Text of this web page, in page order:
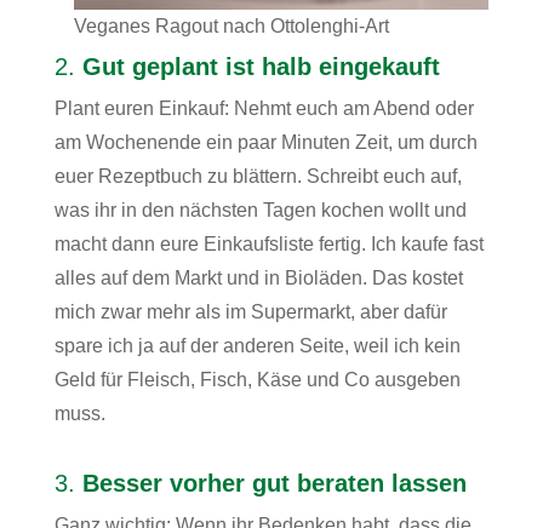
Veganes Ragout nach Ottolenghi-Art
2. Gut geplant ist halb eingekauft
Plant euren Einkauf: Nehmt euch am Abend oder
am Wochenende ein paar Minuten Zeit, um durch
euer Rezeptbuch zu blättern. Schreibt euch auf,
was ihr in den nächsten Tagen kochen wollt und
macht dann eure Einkaufsliste fertig. Ich kaufe fast
alles auf dem Markt und in Bioläden. Das kostet
mich zwar mehr als im Supermarkt, aber dafür
spare ich ja auf der anderen Seite, weil ich kein
Geld für Fleisch, Fisch, Käse und Co ausgeben
muss.
3. Besser vorher gut beraten lassen